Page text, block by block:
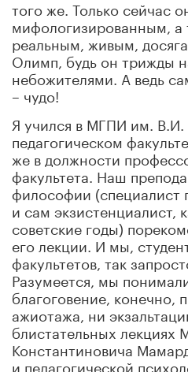
того же. Только сейчас
мифологизированным, а
реальным, живым,
Олимп, будь он трижды
небожителями. А ведь
– чудо!
Я учился в МГПИ им. В.И.
педагогическом
же в должности
факультета. Наш
философии (специалист
и сам экзистенциалист,
советские годы)
его лекции. И мы,
факультетов, так
Разумеется, мы
благоговение, конечно,
ажиотажа, ни
блистательных лекциях
Константиновича
и педагогической